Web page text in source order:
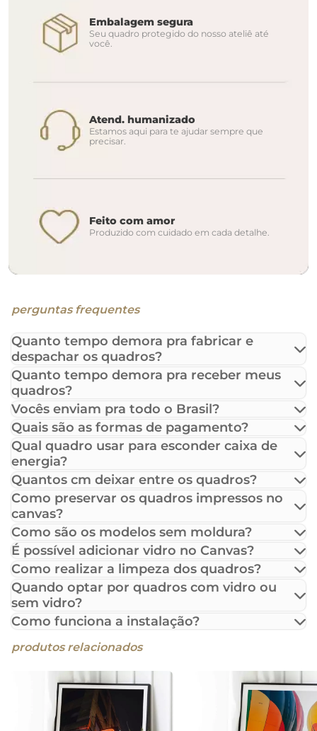
Embalagem segura
Seu quadro protegido do nosso ateliê até
você.
Atend. humanizado
Estamos aqui para te ajudar sempre que
precisar.
Feito com amor
Produzido com cuidado em cada detalhe.
perguntas frequentes
Quanto tempo demora pra fabricar e
despachar os quadros?
Quanto tempo demora pra receber meus
quadros?
Vocês enviam pra todo o Brasil?
Quais são as formas de pagamento?
Qual quadro usar para esconder caixa de
energia?
Quantos cm deixar entre os quadros?
Como preservar os quadros impressos no
canvas?
Como são os modelos sem moldura?
É possível adicionar vidro no Canvas?
Como realizar a limpeza dos quadros?
Quando optar por quadros com vidro ou
sem vidro?
Como funciona a instalação?
produtos relacionados